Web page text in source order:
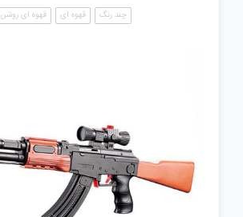
چند رنگ قهوه ای قهوه ای روشن